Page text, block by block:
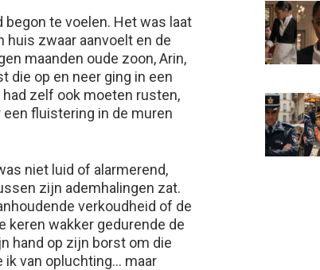
te voelen. Het was laat
huis zwaar aanvoelt en de
maanden oude zoon, Arin,
die op en neer ging in een
zelf ook moeten rusten,
fluistering in de muren
niet luid of alarmerend,
zijn ademhalingen zat.
verkoudheid of de
keren wakker gedurende de
hand op zijn borst om die
van opluchting… maar